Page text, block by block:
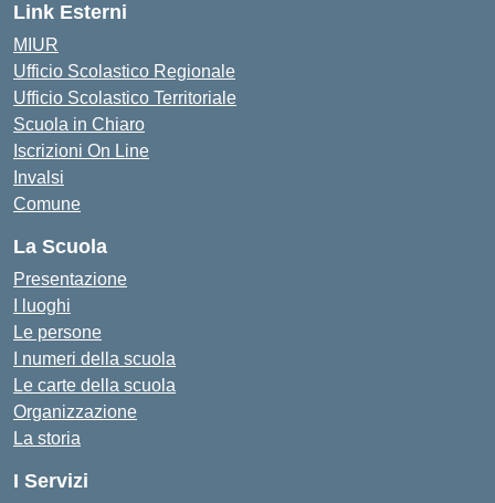
Link Esterni
MIUR
Ufficio Scolastico Regionale
Ufficio Scolastico Territoriale
Scuola in Chiaro
Iscrizioni On Line
Invalsi
Comune
La Scuola
Presentazione
I luoghi
Le persone
I numeri della scuola
Le carte della scuola
Organizzazione
La storia
I Servizi